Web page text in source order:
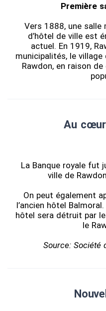
Première
Vers 1888, une salle
d’hôtel de ville est
actuel. En 1919,
municipalités, le
Rawdon, en raison
Au
La Banque royale fut
ville de
On peut également
l’ancien hôtel
hôtel sera détruit par
le
Source: Société